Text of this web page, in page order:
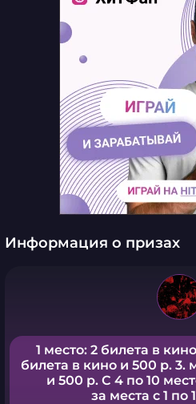
Информация о призах
1 место: 2 билета в
билета в кино и 500 р. 3.
и 500 р. С 4 по 10
за места с 1 по